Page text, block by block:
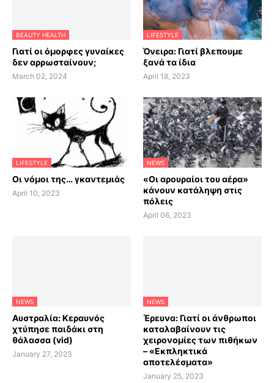
BEAUTY HEALTH
Γιατί οι όμορφες γυναίκες
δεν αρρωσταίνουν;
March 02, 2024
LIFESTYLE
Όνειρα: Γιατί βλεπουμε
ξανά τα ίδια
April 18, 2023
LIFESTYLE
Οι νόμοι της… γκαντεμιάς
April 10, 2023
NEWS
«Οι αρουραίοι του αέρα»
κάνουν κατάληψη στις
πόλεις
April 06, 2023
NEWS
Αυστραλία: Κεραυνός
χτύπησε παιδάκι στη
θάλασσα (vid)
January 27, 2023
NEWS
Έρευνα: Γιατί οι άνθρωποι
καταλαβαίνουν τις
χειρονομίες των πιθήκων
– «Εκπληκτικά
αποτελέσματα»
January 25, 2023